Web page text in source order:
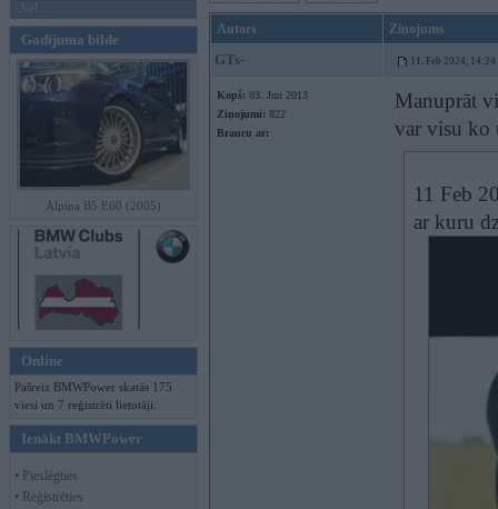
Vel...
Gadījuma bilde
Alpina B5 E60 (2005)
Online
Pašreiz BMWPower skatās 175
viesi un 7 reģistrēti lietotāji.
Ienākt BMWPower
• Pieslēgties
• Reģistrēties
Autors Ziņojums
GTs- 11. Feb 2024, 14:24
Kopš: 03. Jun 2013
Ziņojumi: 822
Braucu ar:
Manuprāt
var visu ko
11 Feb
ar kuru